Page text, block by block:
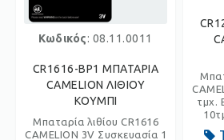
Κωδικός: 08.11.0011
CR1616-BP1 ΜΠΑΤΑΡΙΑ
CAMELION ΛΙΘΙΟΥ
ΚΟΥΜΠΙ
Μπαταρία λιθίου CR1616
CAMELION 3V Συσκευασία 1
τμχ.